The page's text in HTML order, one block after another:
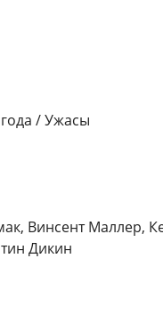
/ Ужасы
Винсент Маллер,
Дикин